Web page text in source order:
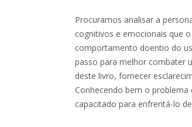
Procuramos analisar a
cognitivos e emocionais que
comportamento doentio do
passo para melhor combater
deste livro, fornecer
Conhecendo bem o
capacitado para enfrentá-lo